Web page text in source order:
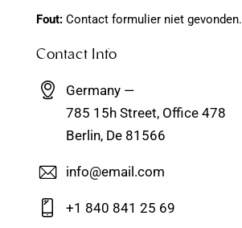
Fout: Contact formulier niet gevonden.
Contact Info
Germany —
785 15h Street, Office 478
Berlin, De 81566
info@email.com
+1 840 841 25 69